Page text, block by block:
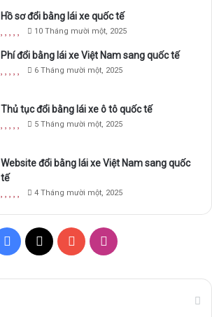
Hồ sơ đổi bằng lái xe quốc tế
10 Tháng mười một, 2025
Phí đổi bằng lái xe Việt Nam sang quốc tế
6 Tháng mười một, 2025
Thủ tục đổi bằng lái xe ô tô quốc tế
5 Tháng mười một, 2025
Website đổi bằng lái xe Việt Nam sang quốc
tế
4 Tháng mười một, 2025